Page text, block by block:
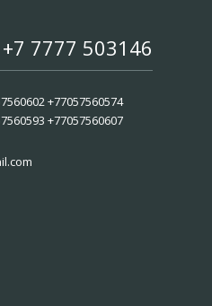
7777 503146
+77057560574
+77057560607